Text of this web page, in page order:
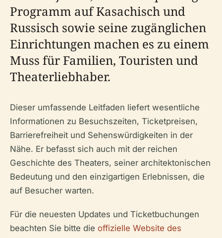
Programm auf Kasachisch und
Russisch sowie seine zugänglichen
Einrichtungen machen es zu einem
Muss für Familien, Touristen und
Theaterliebhaber.
Dieser umfassende Leitfaden liefert wesentliche
Informationen zu Besuchszeiten, Ticketpreisen,
Barrierefreiheit und Sehenswürdigkeiten in der
Nähe. Er befasst sich auch mit der reichen
Geschichte des Theaters, seiner architektonischen
Bedeutung und den einzigartigen Erlebnissen, die
auf Besucher warten.
Für die neuesten Updates und Ticketbuchungen
beachten Sie bitte die offizielle Website des